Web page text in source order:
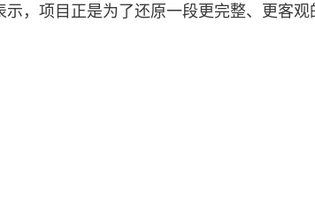
，项目正是为了还原一段更完整、更客观